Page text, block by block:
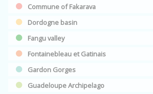
Commune of Fakarava
Dordogne basin
Fangu valley
Fontainebleau et Gatinais
Gardon Gorges
Guadeloupe Archipelago